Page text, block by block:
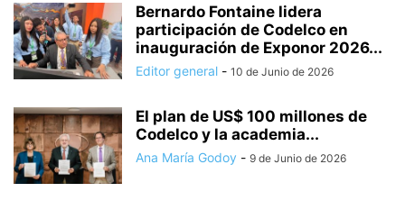
Bernardo Fontaine lidera
participación de Codelco en
inauguración de Exponor 2026...
Editor general - 10 de Junio de 2026
El plan de US$ 100 millones de
Codelco y la academia...
Ana María Godoy - 9 de Junio de 2026